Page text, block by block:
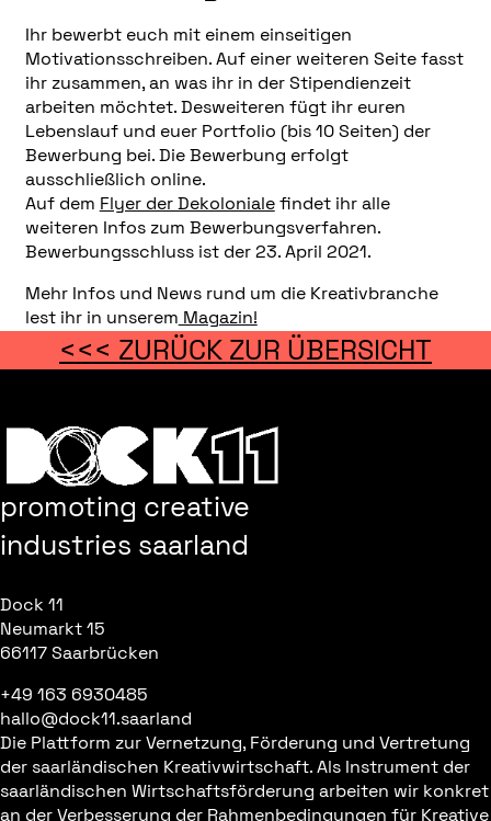
Ihr bewerbt euch mit einem einseitigen
Motivationsschreiben. Auf einer weiteren Seite fasst
ihr zusammen, an was ihr in der Stipendienzeit
arbeiten möchtet. Desweiteren fügt ihr euren
Lebenslauf und euer Portfolio (bis 10 Seiten) der
Bewerbung bei. Die Bewerbung erfolgt
ausschließlich online.
Auf dem Flyer der Dekolonialefindet ihr alle
weiteren Infos zum Bewerbungsverfahren.
Bewerbungsschluss ist der 23. April 2021.
Mehr Infos und News rund um die Kreativbranche
lest ihr in unserem Magazin!
<<< ZURÜCK ZUR ÜBERSICHT
promoting creative
industries saarland
Dock 11
Neumarkt 15
66117 Saarbrücken
+49 163 6930485
hallo@dock11.saarland
Die Plattform zur Vernetzung, Förderung und Vertretung
der saarländischen Kreativwirtschaft. Als Instrument der
saarländischen Wirtschaftsförderung arbeiten wir konkret
an der Verbesserung der Rahmenbedingungen für Kreative